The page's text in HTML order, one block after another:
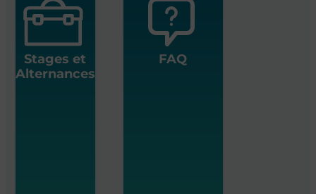
Stages et
Alternances
FAQ